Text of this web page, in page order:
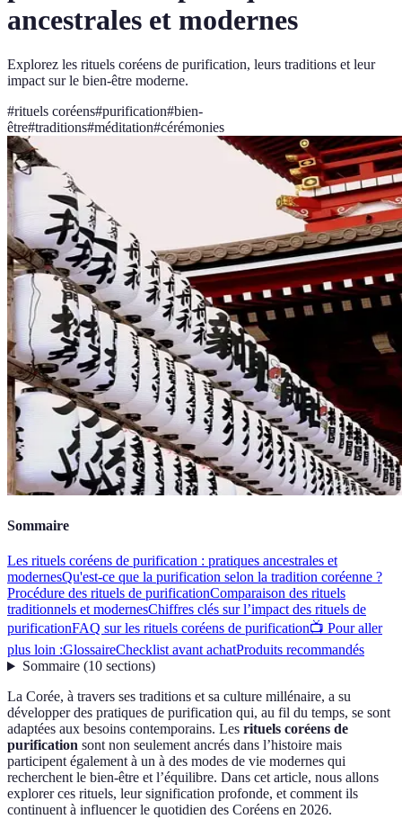
ancestrales et modernes
Explorez les rituels coréens de purification, leurs traditions et leur
impact sur le bien-être moderne.
#rituels coréens#purification#bien-
être#traditions#méditation#cérémonies
Sommaire
Les rituels coréens de purification : pratiques ancestrales et
modernesQu'est-ce que la purification selon la tradition coréenne ?
Procédure des rituels de purificationComparaison des rituels
traditionnels et modernesChiffres clés sur l’impact des rituels de
purificationFAQ sur les rituels coréens de purification📺 Pour aller
plus loin :GlossaireChecklist avant achatProduits recommandés
Sommaire(10 sections)
La Corée, à travers ses traditions et sa culture millénaire, a su
développer des pratiques de purification qui, au fil du temps, se sont
adaptées aux besoins contemporains. Les rituels coréens de
purification sont non seulement ancrés dans l’histoire mais
participent également à un à des modes de vie modernes qui
recherchent le bien-être et l’équilibre. Dans cet article, nous allons
explorer ces rituels, leur signification profonde, et comment ils
continuent à influencer le quotidien des Coréens en 2026.